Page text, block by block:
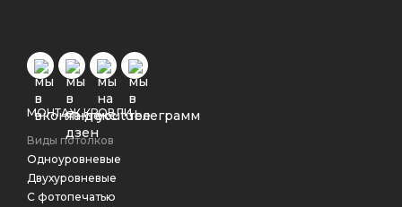
МОНТАЖ КРОВЛИ
Виды потолков
Одноуровневые
Двухуровневые
С фотопечатью